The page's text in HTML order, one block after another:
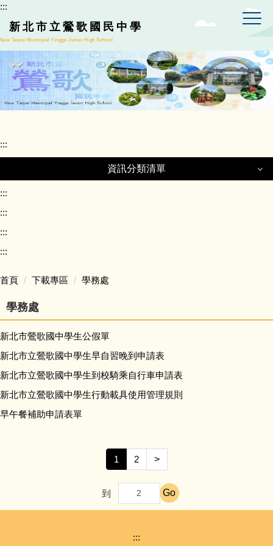
跳
到
主
要
內
容
區
:::
新北市立鶯歌國民中學
Taipei Municipal Yingge Junior High School
:::
資訊分類清單
本土語專區 (含臺灣手語)
英語日專區
校外人士協助學校教學或活動專區
:::
:::
:::
:::
首頁 下載專區 學務處
學務處
新北市鶯歌國中學生公假單
新北市立鶯歌國中學生早自習晚到申請表
新北市立鶯歌國中學生到校騎乘自行車申請表
新北市立鶯歌國中學生行動載具使用管理規則
早午餐補助申請表單
1 2 >
到 Go
:::